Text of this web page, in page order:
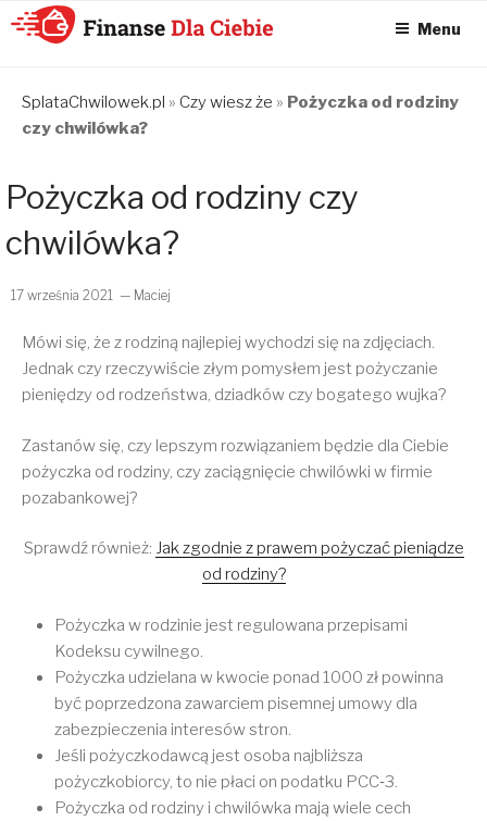
CHWILÓWEK
ONLINE – FINANSE
SPŁATA
CHWILÓWEK I
CHWILÓWEK
Menu
SplataChwilowek.pl » Czy wiesz że » Pożyczka od rodziny
czy chwilówka?
Pożyczka od rodziny czy
chwilówka?
17 września 2021 — Maciej
Mówi się, że z rodziną najlepiej wychodzi się na zdjęciach.
Jednak czy rzeczywiście złym pomysłem jest pożyczanie
pieniędzy od rodzeństwa, dziadków czy bogatego wujka?
Zastanów się, czy lepszym rozwiązaniem będzie dla Ciebie
pożyczka od rodziny, czy zaciągnięcie chwilówki w firmie
pozabankowej?
Sprawdź również: Jak zgodnie z prawem pożyczać pieniądze
od rodziny?
Pożyczka w rodzinie jest regulowana przepisami
Kodeksu cywilnego.
Pożyczka udzielana w kwocie ponad 1000 zł powinna
być poprzedzona zawarciem pisemnej umowy dla
zabezpieczenia interesów stron.
Jeśli pożyczkodawcą jest osoba najbliższa
pożyczkobiorcy, to nie płaci on podatku PCC‑3.
Pożyczka od rodziny i chwilówka mają wiele cech